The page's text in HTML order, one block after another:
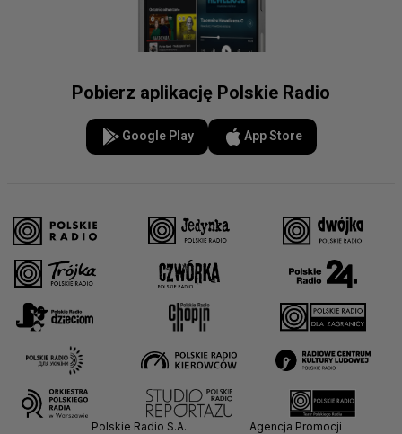
Pobierz aplikację Polskie Radio
Google Play App Store
Polskie Radio S.A.
Agencja Promocji